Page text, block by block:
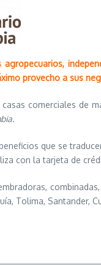
provecho a sus
comerciales de
.
que se
con la tarjeta de
Tolima, Santander,